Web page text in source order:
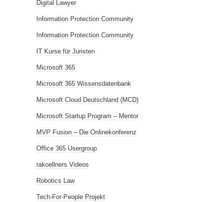
Digital Lawyer
Information Protection Community
Information Protection Community
IT Kurse für Juristen
Microsoft 365
Microsoft 365 Wissensdatenbank
Microsoft Cloud Deutschland (MCD)
Microsoft Startup Program – Mentor
MVP Fusion – Die Onlinekonferenz
Office 365 Usergroup
rakoellners Videos
Robotics Law
Tech-For-People Projekt